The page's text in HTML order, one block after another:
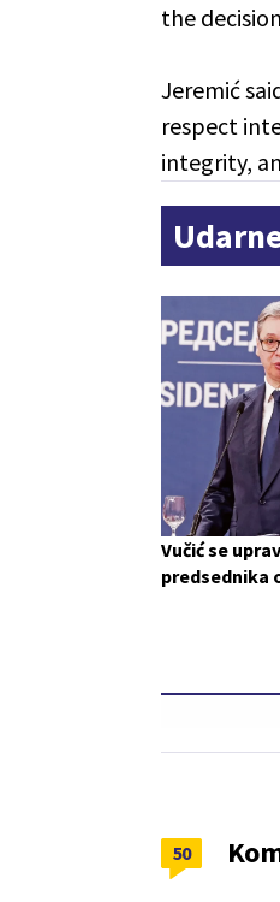
the
Jeremić
respect
integrity,
Vučić se
predsednika
50